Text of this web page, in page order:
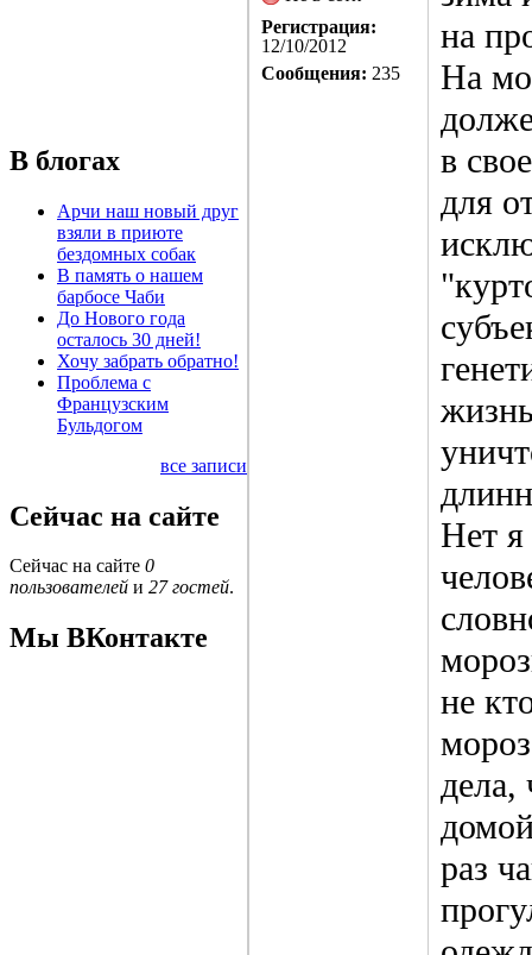
В блогах
Арчи наш новый друг
взяли в приюте
бездомных собак
В память о нашем
барбосе Чаби
До Нового года
осталось 30 дней!
Хочу забрать обратно!
Проблема с
Французским
Бульдогом
все записи
Сейчас на сайте
Сейчас на сайте 0
пользователей и 27 гостей.
Мы ВКонтакте
Регистрация:
12/10/2012
Сообщения: 235
на
На
в
для
Нет
не
дела,
раз